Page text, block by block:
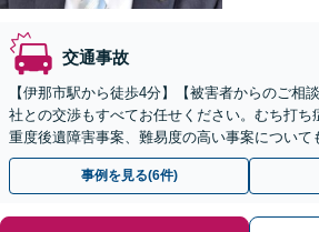
交通事故
【伊那市駅から徒歩4分】【被害者からのご相
社との交渉もすべてお任せください。むち打ち
重度後遺障害事案、難易度の高い事案について
す。【夜間面談可】
事例を見る(6件)